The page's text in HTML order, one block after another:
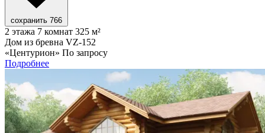
сохранить 766
2 этажа 7 комнат 325 м²
Дом из бревна VZ-152
«Центурион» По запросу
Подробнее